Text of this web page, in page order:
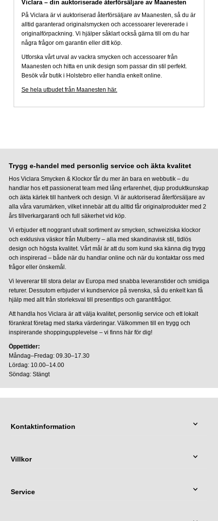
Viclara – din auktoriserade återförsäljare av Maanesten
På Viclara är vi auktoriserad återförsäljare av Maanesten, så du är
alltid garanterad originalsmycken och accessoarer levererade i
originalförpackning. Vi hjälper såklart också gärna till om du har
några frågor om garantin eller ditt köp.
Utforska vårt urval av vackra smycken och accessoarer från
Maanesten och hitta en unik design som passar din stil perfekt.
Besök vår butik i Holstebro eller handla enkelt online.
Se hela utbudet från Maanesten här.
Trygg e-handel med personlig service och äkta kvalitet
Hos Viclara Smycken & Klockor får du mer än bara en webbutik – du
handlar hos ett passionerat team med lång erfarenhet, djup produktkunskap
och äkta kärlek till hantverk och design. Vi är auktoriserad återförsäljare av
alla våra varumärken, vilket innebär att du alltid får originalprodukter med 2
års tillverkargaranti och full säkerhet vid köp.
Vi erbjuder ett noggrant utvalt sortiment av smycken, schweiziska klockor
och exklusiva väskor från Mulberry – alla med skandinavisk stil, tidlös
design och högsta kvalitet. Vårt mål är att du som kund ska känna dig trygg
och inspirerad – både när du handlar online och när du kontaktar oss med
frågor eller önskemål.
Vi levererar till stora delar av Europa med snabba leveranstider och smidiga
returer. Dessutom erbjuder vi kundservice på svenska, så du enkelt kan få
hjälp med allt från storleksval till presenttips och garantifrågor.
Att handla hos Viclara är att välja kvalitet, personlig service och ett lokalt
förankrat företag med starka värderingar. Välkommen till en trygg och
inspirerande shoppingupplevelse – vi finns här för dig!
Öppettider:
Måndag–Fredag: 09.30–17.30
Lördag: 10.00–14.00
Söndag: Stängt
Kontaktinformation
Villkor
Service